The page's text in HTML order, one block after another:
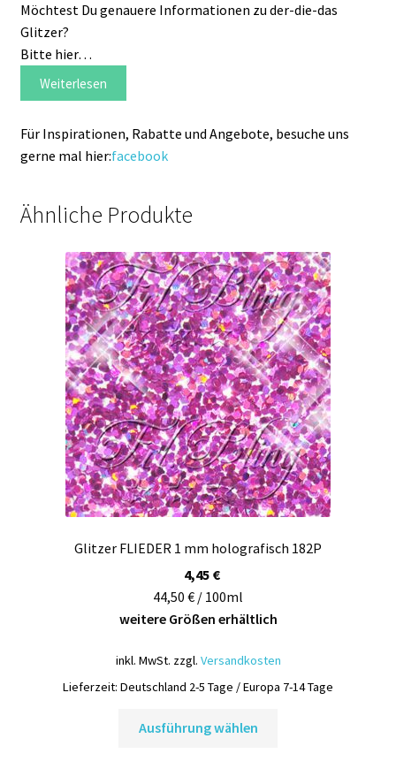
Möchtest Du genauere Informationen zu der-die-das
Glitzer?
Bitte hier…
Weiterlesen
Für Inspirationen, Rabatte und Angebote, besuche uns
gerne mal hier:facebook
Ähnliche Produkte
Glitzer FLIEDER 1 mm holografisch 182P
4,45 €
44,50 € / 100ml
weitere Größen erhältlich
inkl. MwSt. zzgl. Versandkosten
Lieferzeit: Deutschland 2-5 Tage / Europa 7-14 Tage
Ausführung wählen